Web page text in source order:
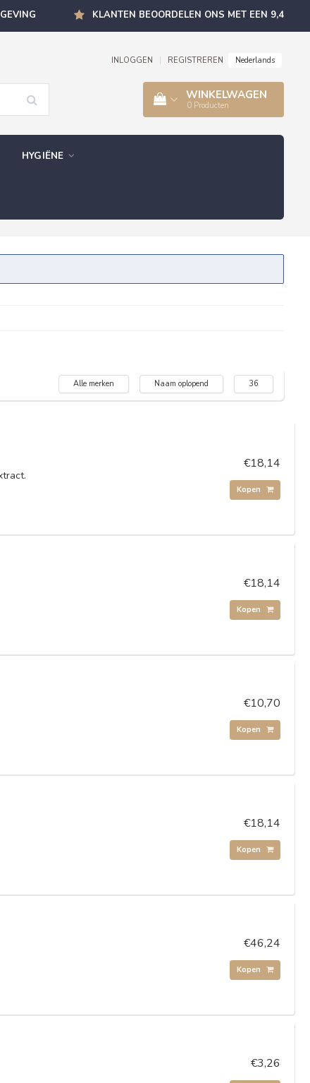
KLANTEN BEOORDELEN ONS MET EEN 9,4
INLOGGEN REGISTREREN Nederlands
WINKELWAGEN
0 Producten
HYGIËNE
Alle merken Naam oplopend 36
€18,14
Kopen
€18,14
Kopen
€10,70
Kopen
€18,14
Kopen
€46,24
Kopen
€3,26